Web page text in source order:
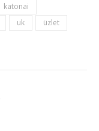
katonai
uk
üzlet